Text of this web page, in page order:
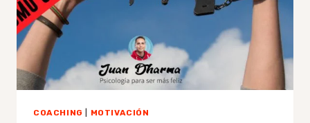
COACHING MOTIVACIÓN